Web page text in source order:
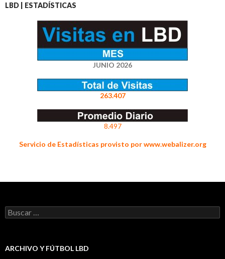
LBD | ESTADÍSTICAS
JUNIO 2026
263.407
8.497
Servicio de Estadísticas provisto por www.webalizer.org
Buscar:
ARCHIVO Y FÚTBOL LBD